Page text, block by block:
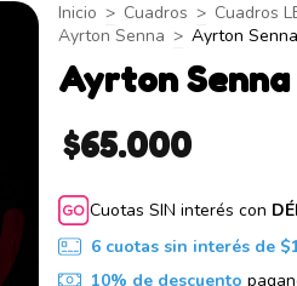
Inicio > Cuadros > Cuadros
Ayrton Senna > Ayrton
Ayrton Senna
$65.000
Cuotas SIN interés con
6 cuotas sin interés de
10% de descuento